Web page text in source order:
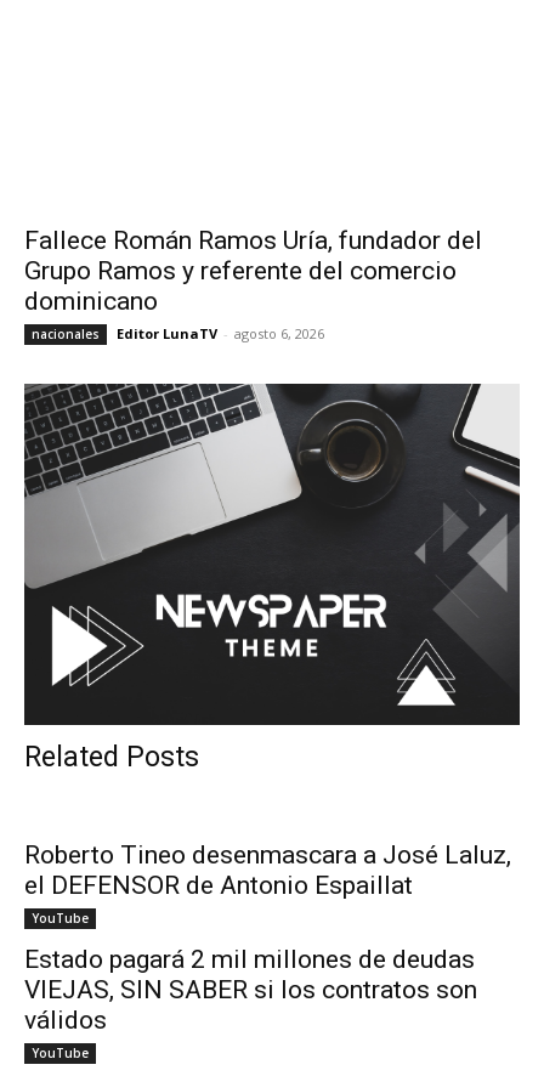
Fallece Román Ramos Uría, fundador del
Grupo Ramos y referente del comercio
dominicano
nacionales Editor LunaTV - agosto 6, 2026
Related Posts
Roberto Tineo desenmascara a José Laluz,
el DEFENSOR de Antonio Espaillat
YouTube
Estado pagará 2 mil millones de deudas
VIEJAS, SIN SABER si los contratos son
válidos
YouTube